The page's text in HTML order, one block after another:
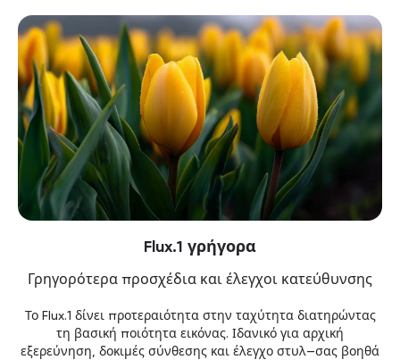
Flux.1 γρήγορα
Γρηγορότερα προσχέδια και έλεγχοι κατεύθυνσης
Το Flux.1 δίνει προτεραιότητα στην ταχύτητα διατηρώντας
τη βασική ποιότητα εικόνας. Ιδανικό για αρχική
εξερεύνηση, δοκιμές σύνθεσης και έλεγχο στυλ—σας βοηθά